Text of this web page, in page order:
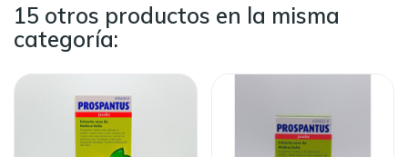
15 otros productos en la misma
categoría: